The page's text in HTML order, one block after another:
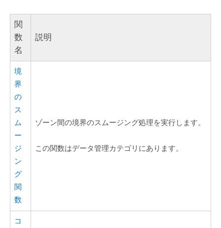
関
数
名
説明
境
界
の
ス
ム
ー
ジ
ン
グ
関
数
ゾーン間の境界のスムージング処理を実行します。
この関数はデータ管理カテゴリにあります。
コ